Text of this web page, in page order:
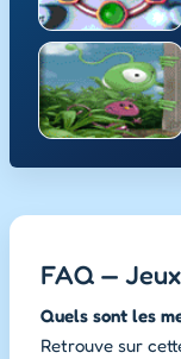
FAQ —
Quels sont les
Retrouve sur